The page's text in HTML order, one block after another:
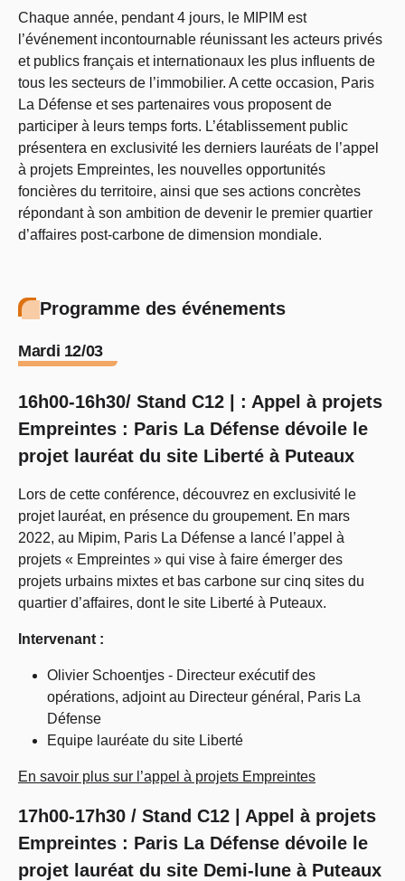
Chaque année, pendant 4 jours, le MIPIM est
l’événement incontournable réunissant les acteurs privés
et publics français et internationaux les plus influents de
tous les secteurs de l’immobilier. A cette occasion, Paris
La Défense et ses partenaires vous proposent de
participer à leurs temps forts. L’établissement public
présentera en exclusivité les derniers lauréats de l’appel
à projets Empreintes, les nouvelles opportunités
foncières du territoire, ainsi que ses actions concrètes
répondant à son ambition de devenir le premier quartier
d’affaires post-carbone de dimension mondiale.
Programme des événements
Mardi 12/03
16h00-16h30/ Stand C12 | : Appel à projets
Empreintes : Paris La Défense dévoile le
projet lauréat du site Liberté à Puteaux
Lors de cette conférence, découvrez en exclusivité le
projet lauréat, en présence du groupement. En mars
2022, au Mipim, Paris La Défense a lancé l’appel à
projets « Empreintes » qui vise à faire émerger des
projets urbains mixtes et bas carbone sur cinq sites du
quartier d’affaires, dont le site Liberté à Puteaux.
Intervenant :
Olivier Schoentjes - Directeur exécutif des
opérations, adjoint au Directeur général, Paris La
Défense
Equipe lauréate du site Liberté
En savoir plus sur l’appel à projets Empreintes
17h00-17h30 / Stand C12 | Appel à projets
Empreintes : Paris La Défense dévoile le
projet lauréat du site Demi-lune à Puteaux